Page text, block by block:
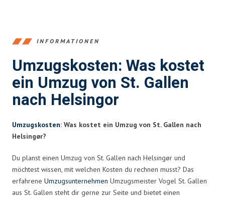
INFORMATIONEN
Umzugskosten: Was kostet
ein Umzug von St. Gallen
nach Helsingor
Umzugskosten: Was kostet ein Umzug von St. Gallen nach
Helsingør?
Du planst einen Umzug von St. Gallen nach Helsingør und
möchtest wissen, mit welchen Kosten du rechnen musst? Das
erfahrene Umzugsunternehmen Umzugsmeister Vogel St. Gallen
aus St. Gallen steht dir gerne zur Seite und bietet einen